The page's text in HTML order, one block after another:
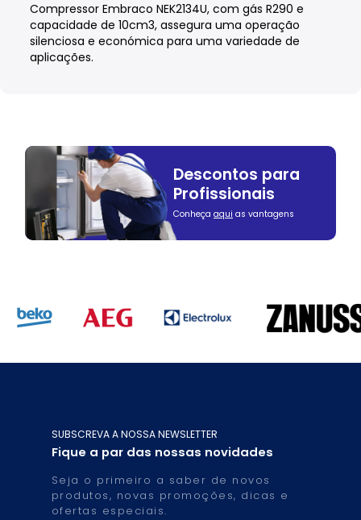
Compressor Embraco NEK2134U, com gás R290 e
capacidade de 10cm3, assegura uma operação
silenciosa e económica para uma variedade de
aplicações.
Descontos para
Profissionais
Conheça aqui as vantagens
SUBSCREVA A NOSSA NEWSLETTER
Fique a par das nossas novidades
Seja o primeiro a saber de novos
produtos, novas promoções, dicas e
ofertas especiais.